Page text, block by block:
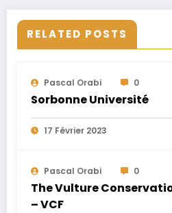
RELATED POSTS
Pascal Orabi 0
Sorbonne Université
17 Février 2023
Pascal Orabi 0
The Vulture
– VCF